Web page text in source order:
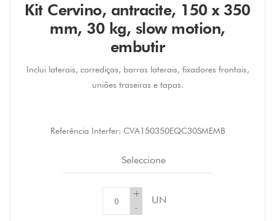
Kit Cervino, antracite, 150 x 350
mm, 30 kg, slow motion,
embutir
Inclui laterais, corrediças, barras laterais, fixadores frontais,
uniões traseiras e tapas.
Referência Interfer: CVA150350EQC30SMEMB
Seleccione
+
-
UN